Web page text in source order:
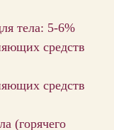
тела: 5-6%
средств
средств
(горячего